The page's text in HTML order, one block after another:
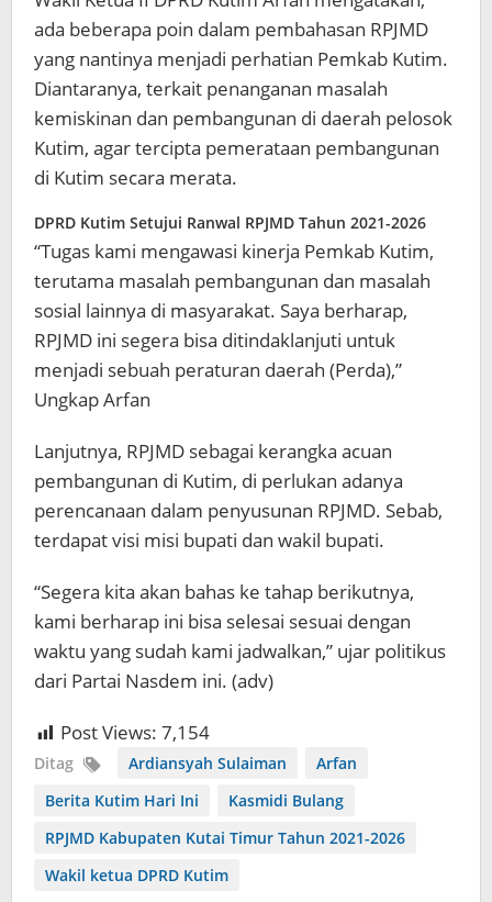
ada beberapa poin dalam pembahasan RPJMD
yang nantinya menjadi perhatian Pemkab Kutim.
Diantaranya, terkait penanganan masalah
kemiskinan dan pembangunan di daerah pelosok
Kutim, agar tercipta pemerataan pembangunan
di Kutim secara merata.
DPRD Kutim Setujui Ranwal RPJMD Tahun 2021-2026
“Tugas kami mengawasi kinerja Pemkab Kutim,
terutama masalah pembangunan dan masalah
sosial lainnya di masyarakat. Saya berharap,
RPJMD ini segera bisa ditindaklanjuti untuk
menjadi sebuah peraturan daerah (Perda),”
Ungkap Arfan
Lanjutnya, RPJMD sebagai kerangka acuan
pembangunan di Kutim, di perlukan adanya
perencanaan dalam penyusunan RPJMD. Sebab,
terdapat visi misi bupati dan wakil bupati.
“Segera kita akan bahas ke tahap berikutnya,
kami berharap ini bisa selesai sesuai dengan
waktu yang sudah kami jadwalkan,” ujar politikus
dari Partai Nasdem ini. (adv)
Post Views: 7,154
Ditag Ardiansyah Sulaiman
Arfan
Berita Kutim Hari Ini
Kasmidi Bulang
RPJMD Kabupaten Kutai Timur Tahun 2021-2026
Wakil ketua DPRD Kutim